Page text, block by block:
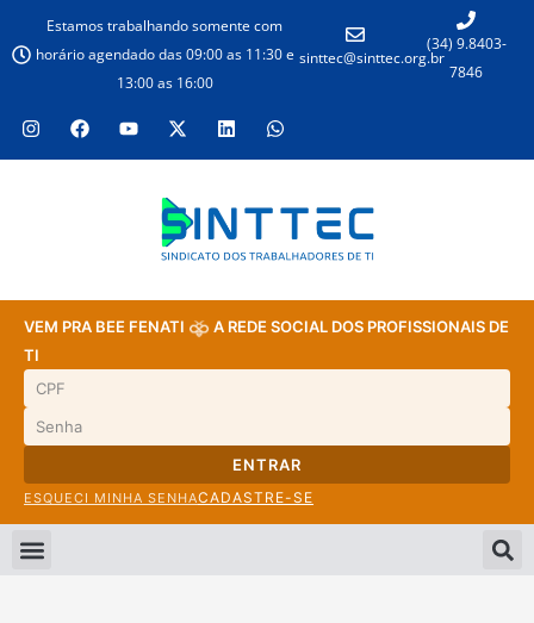
Estamos trabalhando somente com
horário agendado das 09:00 as 11:30 e
13:00 as 16:00
sinttec@sinttec.org.br
(34) 9.8403-
7846
VEM PRA BEE FENATI
A REDE SOCIAL DOS PROFISSIONAIS DE
TI
ENTRAR
ESQUECI MINHA SENHACADASTRE-SE